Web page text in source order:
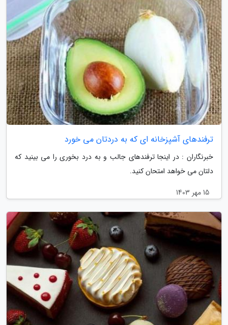
ترفندهای آشپزخانه ای که به دردتان می خورد
خبرنگاران : در اینجا ترفندهای جالب و به درد بخوری را می بینید که
دلتان می خواهد امتحان کنید.
15 مهر 1403